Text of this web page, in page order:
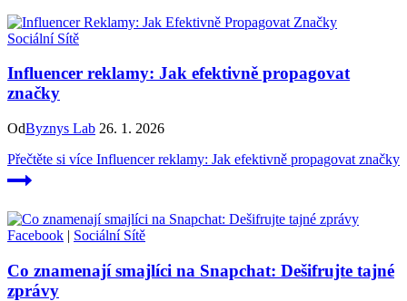
Sociální Sítě
Influencer reklamy: Jak efektivně propagovat
značky
OdByznys Lab 26. 1. 2026
Přečtěte si více Influencer reklamy: Jak efektivně propagovat značky
Facebook | Sociální Sítě
Co znamenají smajlíci na Snapchat: Dešifrujte tajné
zprávy